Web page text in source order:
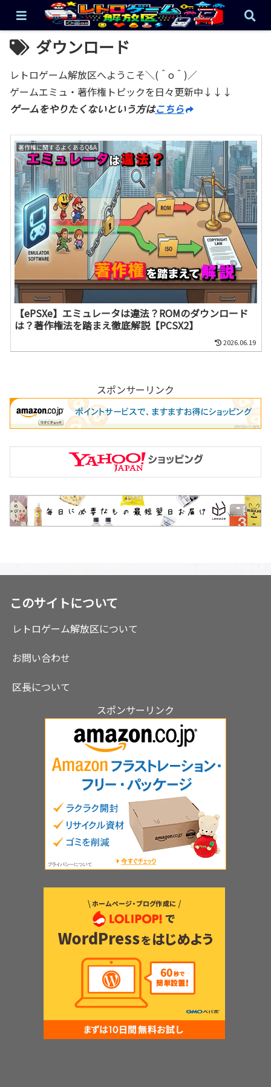
ダウンロード
レトロゲーム解放区へようこそ＼(＾o＾)／
ゲームエミュ・著作権トピックを日々更新中↓↓↓
ゲームをやりたくないという方はこちら
著作権に関するよくあるQ&A
【ePSXe】エミュレータは違法？ROMのダウンロード
は？著作権法を踏まえ徹底解説【PCSX2】
2026.06.19
スポンサーリンク
このサイトについて
レトロゲーム解放区について
お問い合わせ
区長について
スポンサーリンク